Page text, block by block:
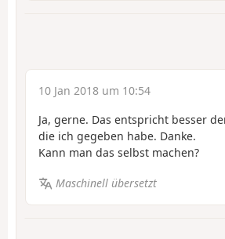
10 Jan 2018 um 10:54
Ja, gerne. Das entspricht besser
die ich gegeben habe. Danke.
Kann man das selbst machen?
Maschinell übersetzt